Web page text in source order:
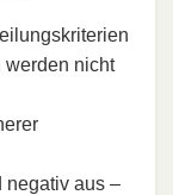
werden nicht
negativ aus –